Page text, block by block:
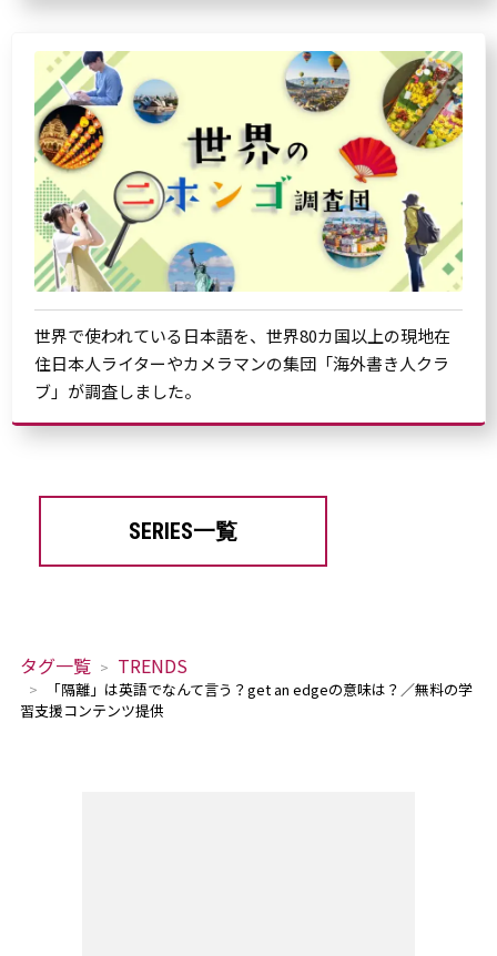
世界で使われている日本語を、世界80カ国以上の現地在
住日本人ライターやカメラマンの集団「海外書き人クラ
ブ」が調査しました。
SERIES一覧
タグ一覧 TRENDS
「隔離」は英語でなんて言う？get an edgeの意味は？／無料の学
習支援コンテンツ提供